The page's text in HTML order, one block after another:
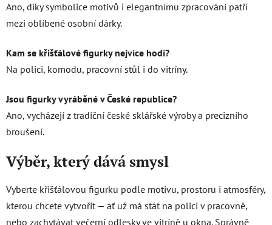
Ano, díky symbolice motivů i elegantnímu zpracování patří
mezi oblíbené osobní dárky.
Kam se křišťálové figurky nejvíce hodí?
Na polici, komodu, pracovní stůl i do vitríny.
Jsou figurky vyráběné v České republice?
Ano, vycházejí z tradiční české sklářské výroby a precizního
broušení.
Výběr, který dává smysl
Vyberte křišťálovou figurku podle motivu, prostoru i atmosféry,
kterou chcete vytvořit — ať už má stát na polici v pracovně,
nebo zachytávat večerní odlesky ve vitríně u okna. Správně